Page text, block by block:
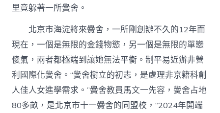
里竟躲著一所黌舍。
北京市海淀將來黌舍，一所剛創辦不久的12年而
現在，一個是無限的金錢物慾，另一個是無限的單戀
傻氣，兩者都極端到讓她無法平衡。制平易近辦非營
利國際化黌舍。“黌舍樹立的初志，是處理非京籍科創
人佳人女進學需求。”黌舍教員馬文一先容，黌舍占地
80多畝，是北京市十一黌舍的同盟校，“2024年開端